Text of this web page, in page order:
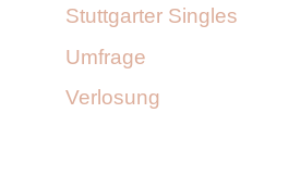
Stuttgarter Singles
Umfrage
Verlosung